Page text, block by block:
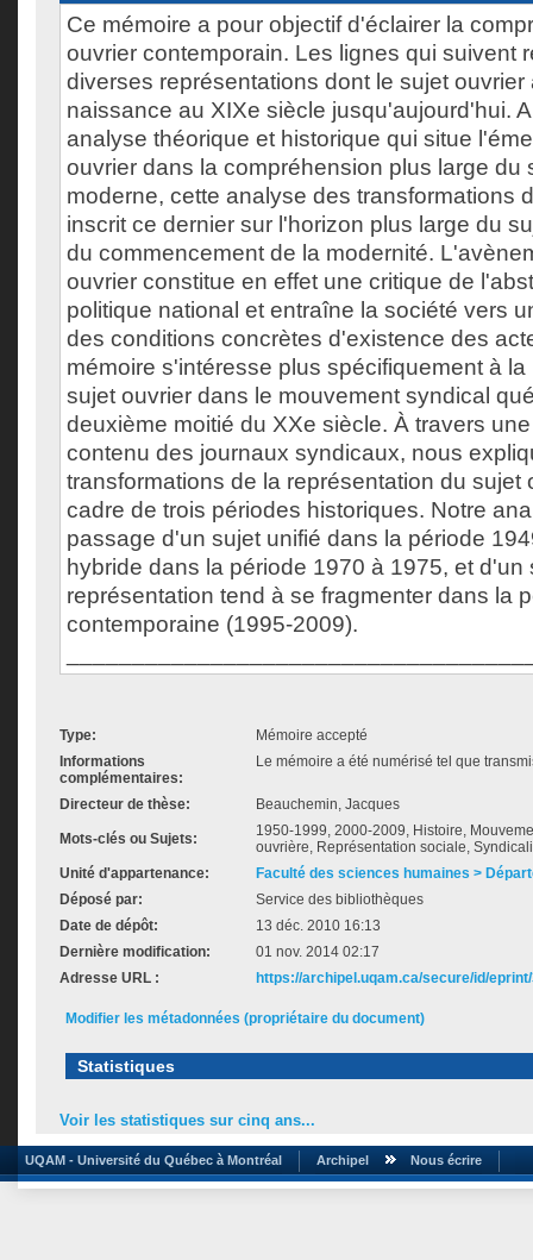
Ce mémoire a pour objectif d'éclairer la
ouvrier contemporain. Les lignes qui suivent
diverses représentations dont le sujet ouvrier
naissance au XIXe siècle jusqu'aujourd'hui.
analyse théorique et historique qui situe
ouvrier dans la compréhension plus large du
moderne, cette analyse des transformations
inscrit ce dernier sur l'horizon plus large du
du commencement de la modernité.
ouvrier constitue en effet une critique de
politique national et entraîne la société vers
des conditions concrètes d'existence des
mémoire s'intéresse plus spécifiquement à
sujet ouvrier dans le mouvement syndical
deuxième moitié du XXe siècle. À travers
contenu des journaux syndicaux, nous
transformations de la représentation du sujet
cadre de trois périodes historiques. Notre
passage d'un sujet unifié dans la période
hybride dans la période 1970 à 1975, et d'un
représentation tend à se fragmenter dans la
contemporaine (1995-2009).
Type:
Mémoire accepté
Informations
complémentaires:
Le mémoire a été numérisé tel que
Directeur de thèse: Beauchemin, Jacques
Mots-clés ou Sujets:
1950-1999, 2000-2009, Histoire,
ouvrière, Représentation sociale,
Unité d'appartenance:
Faculté des sciences humaines >
Déposé par:
Service des bibliothèques
Date de dépôt:
13 déc. 2010 16:13
Dernière modification:
01 nov. 2014 02:17
Adresse URL :
https://archipel.uqam.ca/secure/id/
Modifier les métadonnées (propriétaire du document)
Statistiques
Voir les statistiques sur cinq ans...
UQAM - Université du Québec à Montréal Archipel Nous écrire